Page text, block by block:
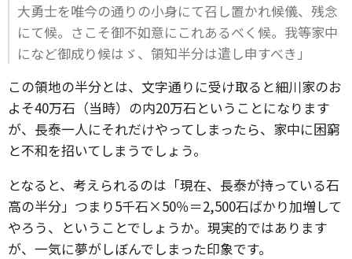
大勇士を唯今の通りの小身にて召し置かれ候儀、残念
にて候。さこそ御不如意にこれあるべく候。我等家中
になど御成り候はゞ、領知半分は遣し申すべき」
この領地の半分とは、文字通りに受け取ると細川家のお
よそ40万石（当時）の内20万石ということになります
が、長泰一人にそれだけやってしまったら、家中に困窮
と不和を招いてしまうでしょう。
となると、考えられるのは「現在、長泰が持っている石
高の半分」つまり5千石×50％＝2,500石ばかり加増して
やろう、ということでしょうか。現実的ではあります
が、一気に夢がしぼんでしまった印象です。